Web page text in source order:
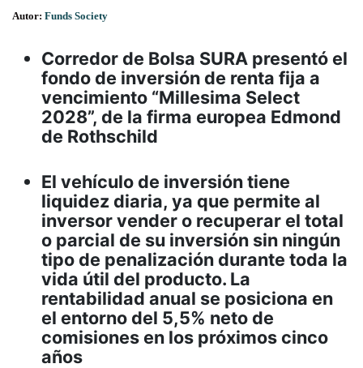
Autor: Funds Society
Corredor de Bolsa SURA presentó el
fondo de inversión de renta fija a
vencimiento “Millesima Select
2028”, de la firma europea Edmond
de Rothschild
El vehículo de inversión tiene
liquidez diaria, ya que permite al
inversor vender o recuperar el total
o parcial de su inversión sin ningún
tipo de penalización durante toda la
vida útil del producto. La
rentabilidad anual se posiciona en
el entorno del 5,5% neto de
comisiones en los próximos cinco
años